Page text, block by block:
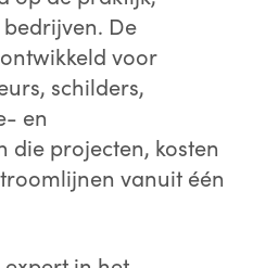
De
voor
schilders,
en
die projecten, kosten
vanuit één